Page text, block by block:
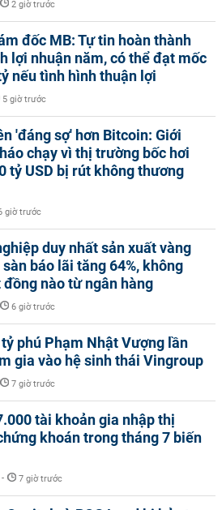
2 giờ trước
đốc MB: Tự tin hoàn thành
lợi nhuận năm, có thể đạt mốc
nếu tình hình thuận lợi
5 giờ trước
'đáng sợ' hơn Bitcoin: Giới
chạy vì thị trường bốc hơi
tỷ USD bị rút không thương
giờ trước
duy nhất sản xuất vàng
báo lãi tăng 64%, không
nào từ ngân hàng
6 giờ trước
phú Phạm Nhật Vượng lần
gia vào hệ sinh thái Vingroup
7 giờ trước
tài khoản gia nhập thị
khoán trong tháng 7 biến
- 7 giờ trước